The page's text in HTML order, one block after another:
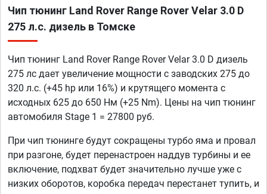
Чип тюнинг Land Rover Range Rover Velar 3.0 D
275 л.с. дизель в Томске
Чип тюнинг Land Rover Range Rover Velar 3.0 D дизель
275 лс дает увеличение мощности с заводских 275 до
320 л.с. (+45 hp или 16%) и крутящего момента с
исходных 625 до 650 Нм (+25 Nm). Цены на чип тюнинг
автомобиля Stage 1 = 27800 руб.
При чип тюнинге будут сокращены турбо яма и провал
при разгоне, будет перенастроен наддув турбины и ее
включение, подхват будет значительно лучше уже с
низких оборотов, коробка передач перестанет тупить, и